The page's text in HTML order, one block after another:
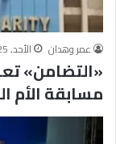
عمر وهدان
الأحد, 25 ديسمبر 2022
«التضامن»
مسابقة الأم